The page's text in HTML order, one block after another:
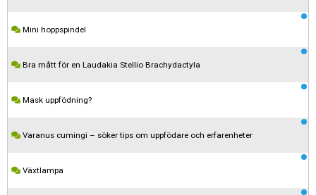
Mini hoppspindel
Bra mått för en Laudakia Stellio Brachydactyla
Mask uppfödning?
Varanus cumingi – söker tips om uppfödare och erfarenheter
Växtlampa